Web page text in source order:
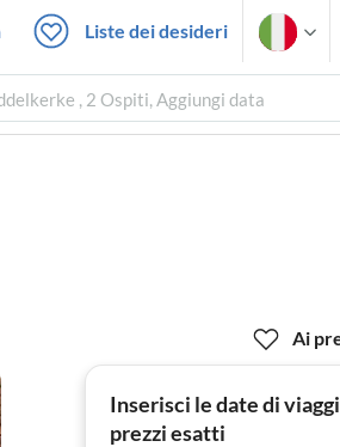
Liste dei desideri
, 2 Ospiti, Aggiungi data
Ai
Inserisci le date di
prezzi esatti